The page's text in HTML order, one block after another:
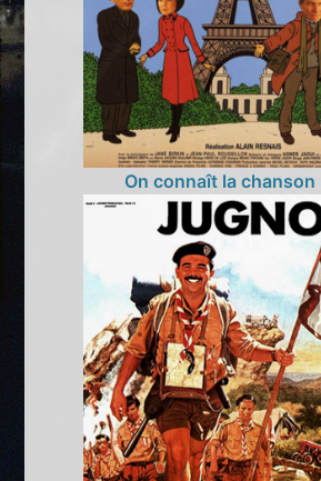
On connaît la chanson